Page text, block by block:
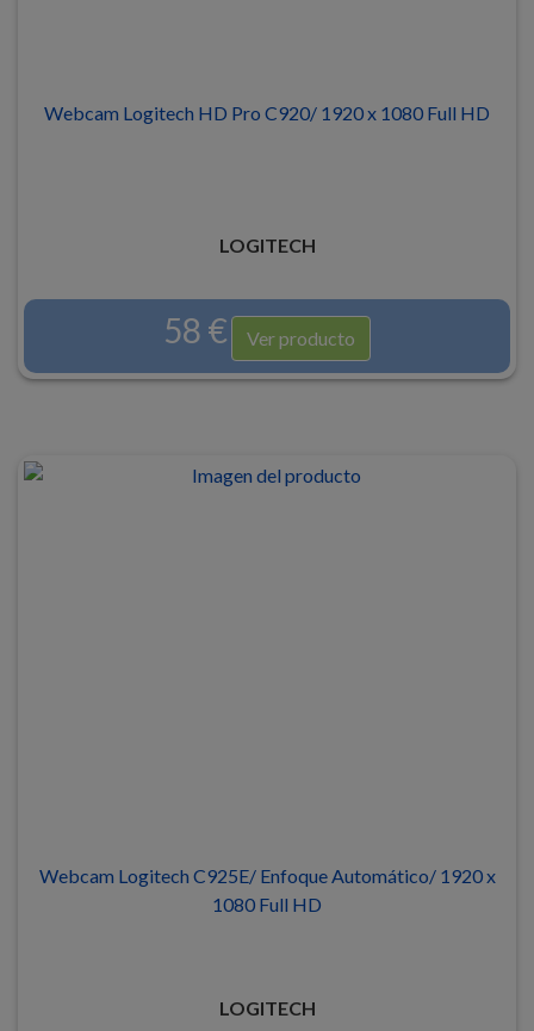
Webcam Logitech HD Pro C920/ 1920 x 1080 Full HD
LOGITECH
58 € Ver producto
Webcam Logitech C925E/ Enfoque Automático/ 1920 x
1080 Full HD
LOGITECH